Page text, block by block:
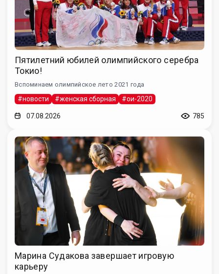
Пятилетний юбилей олимпийского серебра
Токио!
Вспоминаем олимпийское лето 2021 года
#новости #женская сборная #ои-2020
07.08.2026 785
Марина Судакова завершает игровую
карьеру